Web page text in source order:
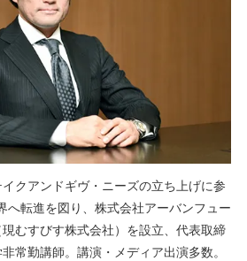
クアンドギヴ・ニーズの立ち上げに参
へ転進を図り、株式会社アーバンフュー
むすびす株式会社）を設立、代表取締
常勤講師。講演・メディア出演多数。